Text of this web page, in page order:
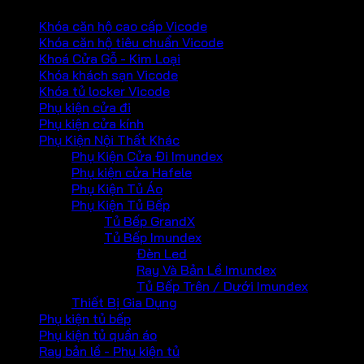
Khóa căn hộ cao cấp Vicode
Khóa căn hộ tiêu chuẩn Vicode
Khoá Cửa Gỗ - Kim Loại
Khóa khách sạn Vicode
Khóa tủ locker Vicode
Phụ kiện cửa đi
Phụ kiện cửa kính
Phụ Kiện Nội Thất Khác
Phụ Kiện Cửa Đi Imundex
Phụ kiện cửa Hafele
Phụ Kiện Tủ Áo
Phụ Kiện Tủ Bếp
Tủ Bếp GrandX
Tủ Bếp Imundex
Đèn Led
Ray Và Bản Lề Imundex
Tủ Bếp Trên / Dưới Imundex
Thiết Bị Gia Dụng
Phụ kiện tủ bếp
Phụ kiện tủ quần áo
Ray bản lề - Phụ kiện tủ